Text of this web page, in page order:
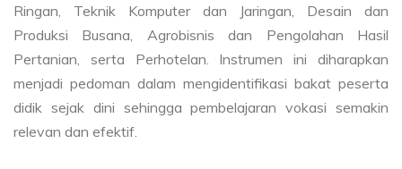
Ringan, Teknik Komputer dan Jaringan, Desain dan
Produksi Busana, Agrobisnis dan Pengolahan Hasil
Pertanian, serta Perhotelan. Instrumen ini diharapkan
menjadi pedoman dalam mengidentifikasi bakat peserta
didik sejak dini sehingga pembelajaran vokasi semakin
relevan dan efektif.